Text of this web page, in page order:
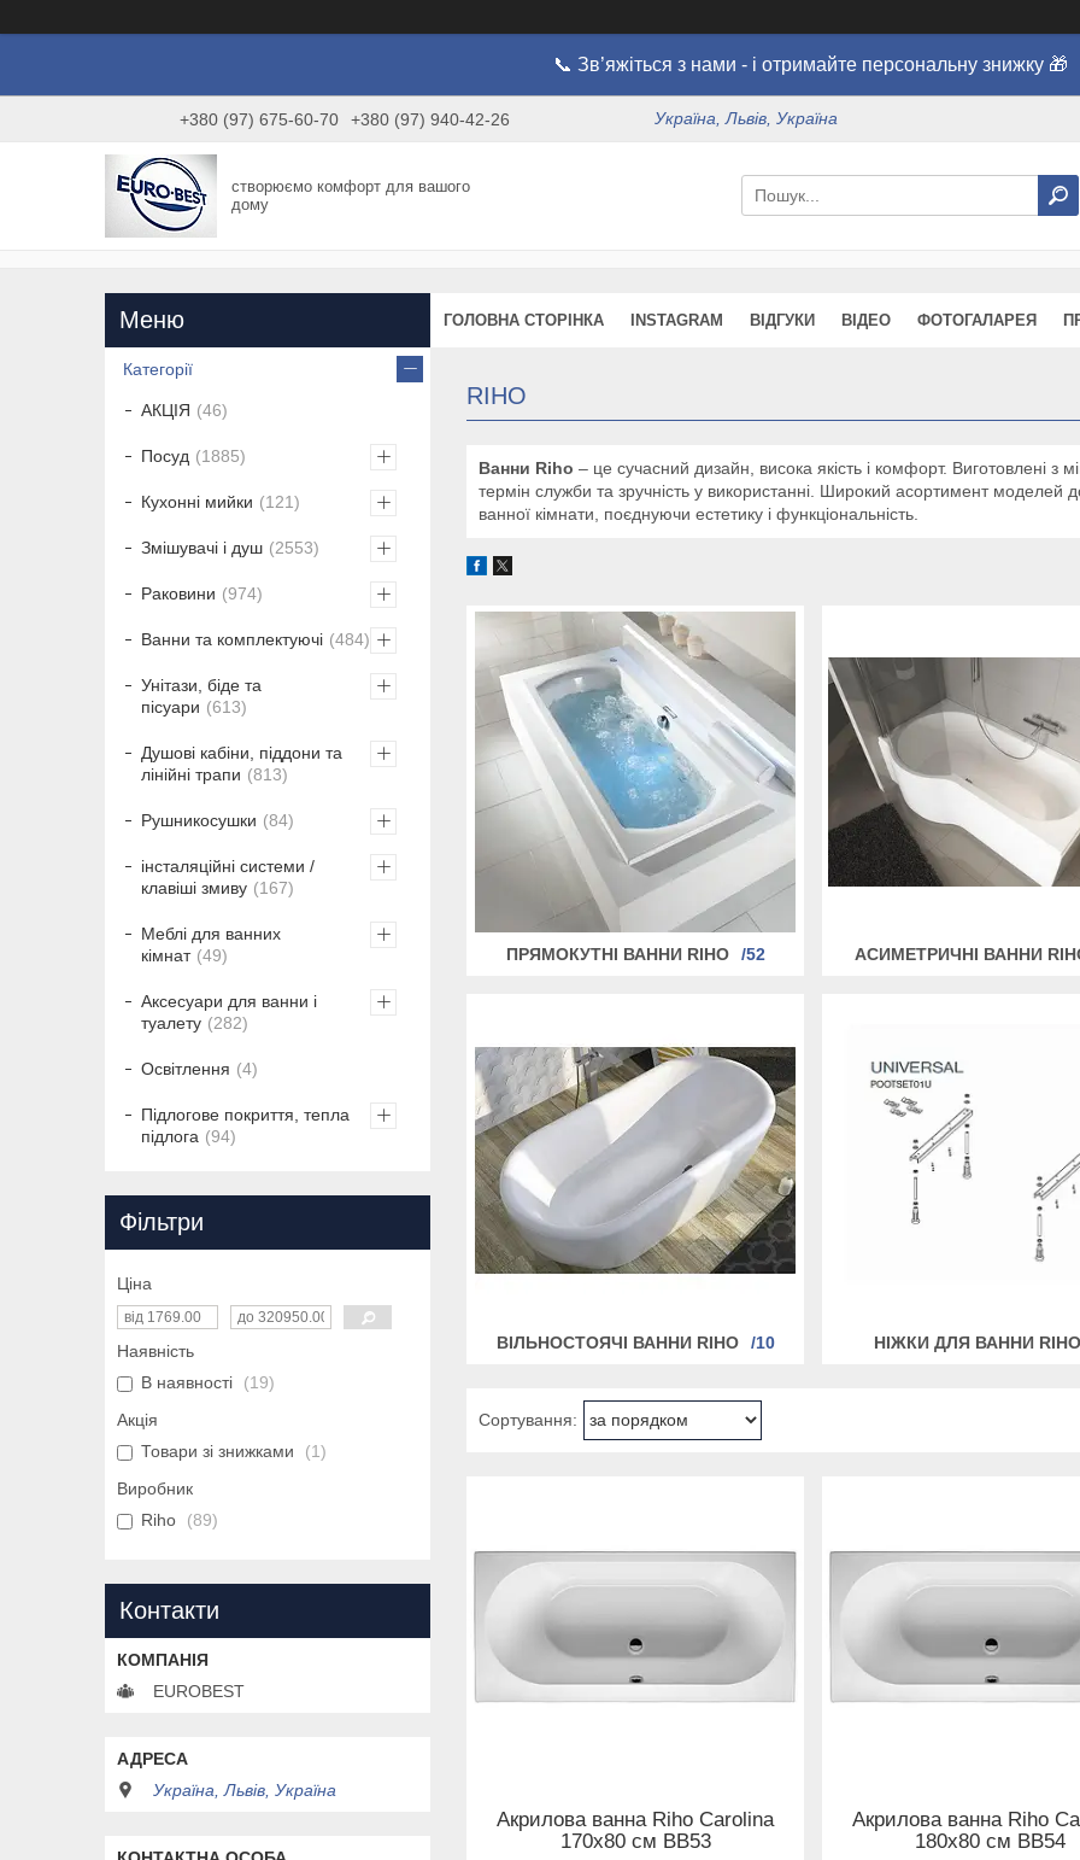
📞 Зв’яжіться з нами - і отримайте персональну знижку 🎁
+380 (97) 675-60-70 +380 (97) 940-42-26 Україна, Львів, Україна
створюємо комфорт для вашого
дому
ГОЛОВНА СТОРІНКА INSTAGRAM ВІДГУКИ ВІДЕО ФОТОГАЛАРЕЯ
RIHO
Ванни Riho – це сучасний дизайн, висока якість і комфорт. Виготовлені з
термін служби та зручність у використанні. Широкий асортимент моделей
ванної кімнати, поєднуючи естетику і функціональність.
ПРЯМОКУТНІ ВАННИ RIHO 52 АСИМЕТРИЧНІ ВАННИ
ВІЛЬНОСТОЯЧІ ВАННИ RIHO 10 НІЖКИ ДЛЯ ВАННИ RIHO
Акрилова ванна Riho Carolina
170x80 см BB53
Акрилова ванна Riho
180x80 см BB54
Категорії
АКЦІЯ 46
Посуд 1885
Кухонні мийки 121
Змішувачі і душ 2553
Раковини 974
Ванни та комплектуючі 484
Унітази, біде та
пісуари
613
Душові кабіни, піддони та
лінійні трапи
813
Рушникосушки 84
інсталяційні системи /
клавіші змиву
167
Меблі для ванних
кімнат
49
Аксесуари для ванни і
туалету
282
Освітлення 4
Підлогове покриття, тепла
підлога
94
Фільтри
Ціна
Наявність
В наявності
19
Акція
Товари зі знижками
1
Виробник
Riho
89
Контакти
EUROBEST
Україна, Львів, Україна